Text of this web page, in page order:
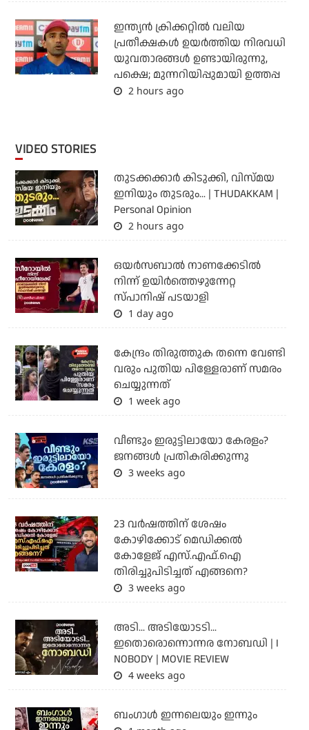
ഇന്ത്യന്‍ ക്രിക്കറ്റില്‍ വലിയ
പ്രതീക്ഷകള്‍ ഉയര്‍ത്തിയ നിരവധി
യുവതാരങ്ങള്‍ ഉണ്ടായിരുന്നു,
പക്ഷെ; മുന്നറിയിപ്പുമായി ഉത്തപ്പ
2 hours ago
VIDEO STORIES
തുടക്കക്കാര്‍ കിടുക്കി, വിസ്മയ
ഇനിയും തുടരും... | THUDAKKAM |
Personal Opinion
2 hours ago
ഒയര്‍സബാൽ നാണക്കേടിൽ
നിന്ന് ഉയിർത്തെഴുന്നേറ്റ
സ്പാനിഷ് പടയാളി
1 day ago
കേന്ദ്രം തിരുത്തുക തന്നെ വേണ്ടി
വരും പുതിയ പിള്ളേരാണ് സമരം
ചെയ്യുന്നത്
1 week ago
വീണ്ടും ഇരുട്ടിലായോ കേരളം?
ജനങ്ങൾ പ്രതികരിക്കുന്നു
3 weeks ago
23 വർഷത്തിന് ശേഷം
കോഴിക്കോട് മെഡിക്കൽ
കോളേജ് എസ്.എഫ്.ഐ
തിരിച്ചുപിടിച്ചത് എങ്ങനെ?
3 weeks ago
അടി... അടിയോടടി...
ഇതൊരൊന്നൊന്നര നോബഡി | I
NOBODY | MOVIE REVIEW
4 weeks ago
ബംഗാള്‍ ഇന്നലെയും ഇന്നും